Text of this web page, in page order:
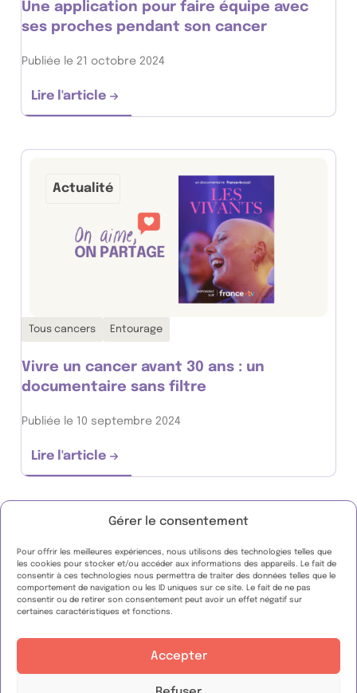
Gérer le consentement
Pour offrir les meilleures expériences, nous utilisons des technologies telles que
les cookies pour stocker et/ou accéder aux informations des appareils. Le fait de
consentir à ces technologies nous permettra de traiter des données telles que le
comportement de navigation ou les ID uniques sur ce site. Le fait de ne pas
consentir ou de retirer son consentement peut avoir un effet négatif sur
certaines caractéristiques et fonctions.
Accepter
Une application pour faire équipe avec
ses proches pendant son cancer
Publiée le 21 octobre 2024
Lire l'article
Une application pour faire équipe avec
Actualité
Thématiques associées :
Tous cancers Entourage
Vivre un cancer avant 30 ans : un
documentaire sans filtre
Publiée le 10 septembre 2024
Lire l'article
Vivre un cancer avant 30 ans : un
FAQ
Espace presse